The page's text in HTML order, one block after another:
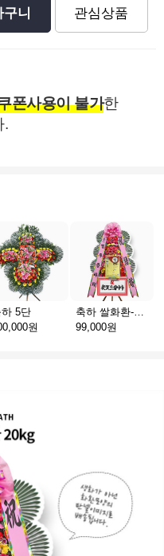
니 관심상품
폰사용이 불가한
.
하 5단
원
축하 쌀화환-10kg
99,000원